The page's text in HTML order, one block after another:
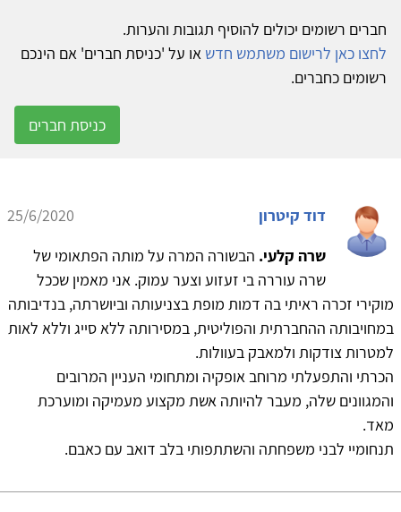
חברים רשומים יכולים להוסיף תגובות והערות.
לחצו כאן לרישום משתמש חדש או על 'כניסת חברים' אם הינכם
רשומים כחברים.
כניסת חברים
דוד קיטרון
25/6/2020
שרה קלעי. הבשורה המרה על מותה הפתאומי של
שרה עוררה בי זעזוע וצער עמוק. אני מאמין שככל
מוקירי זכרה ראיתי בה דמות מופת בצניעותה וביושרתה, בנדיבותה
במחויבותה ההחברתית והפוליטית, במסירותה ללא סייג וללא לאות
למטרות צודקות ולמאבק בעוולות.
הכרתי והתפעלתי מרוחב אופקיה ומתחומי העניין המרובים
והמגוונים שלה, מעבר להיותה אשת מקצוע מעמיקה ומוערכת
מאד.
תנחומיי לבני משפחתה והשתתפותי בלב דואב עם כאבם.